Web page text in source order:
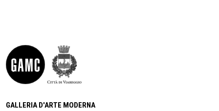
GALLERIA D'ARTE MODERNA